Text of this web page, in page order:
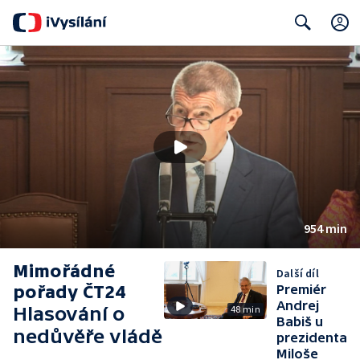
954 min
Mimořádné
pořady ČT24
Hlasování o
nedůvěře vládě
48 min
Další díl
Premiér
Andrej
Babiš u
prezidenta
Miloše